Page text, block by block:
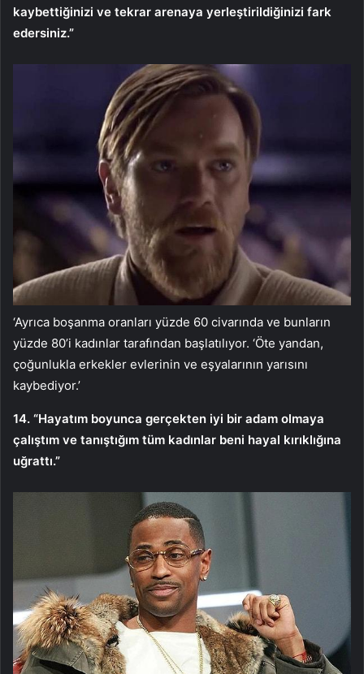
kaybettiğinizi ve tekrar arenaya yerleştirildiğinizi fark
edersiniz.”
‘Ayrıca boşanma oranları yüzde 60 civarında ve bunların
yüzde 80’i kadınlar tarafından başlatılıyor. ‘Öte yandan,
çoğunlukla erkekler evlerinin ve eşyalarının yarısını
kaybediyor.’
14. “Hayatım boyunca gerçekten iyi bir adam olmaya
çalıştım ve tanıştığım tüm kadınlar beni hayal kırıklığına
uğrattı.”